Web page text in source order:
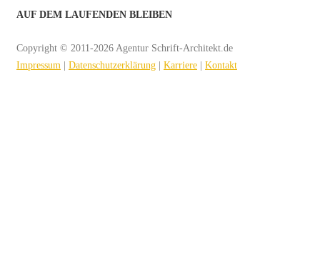
AUF DEM LAUFENDEN BLEIBEN
Copyright © 2011-2026 Agentur Schrift-Architekt.de
Impressum | Datenschutzerklärung | Karriere | Kontakt